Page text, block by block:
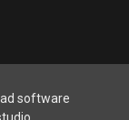
software